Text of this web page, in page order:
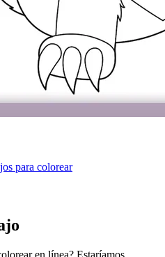
en línea? Estaríamos